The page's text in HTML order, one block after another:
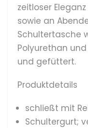
zeitloser
sowie an
Schultertasche
Polyurethan
und gefüttert.
Produktdetails
schließt mit
Schultergurt;